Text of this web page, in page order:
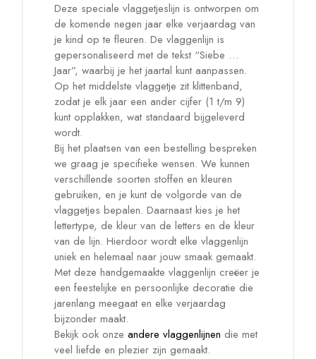
Deze speciale vlaggetjeslijn is ontworpen om
de komende negen jaar elke verjaardag van
je kind op te fleuren. De vlaggenlijn is
gepersonaliseerd met de tekst “Siebe …
Jaar”, waarbij je het jaartal kunt aanpassen.
Op het middelste vlaggetje zit klittenband,
zodat je elk jaar een ander cijfer (1 t/m 9)
kunt opplakken, wat standaard bijgeleverd
wordt.
Bij het plaatsen van een bestelling bespreken
we graag je specifieke wensen. We kunnen
verschillende soorten stoffen en kleuren
gebruiken, en je kunt de volgorde van de
vlaggetjes bepalen. Daarnaast kies je het
lettertype, de kleur van de letters en de kleur
van de lijn. Hierdoor wordt elke vlaggenlijn
uniek en helemaal naar jouw smaak gemaakt.
Met deze handgemaakte vlaggenlijn creëer je
een feestelijke en persoonlijke decoratie die
jarenlang meegaat en elke verjaardag
bijzonder maakt.
Bekijk ook onzeandere vlaggenlijnen die met
veel liefde en plezier zijn gemaakt.